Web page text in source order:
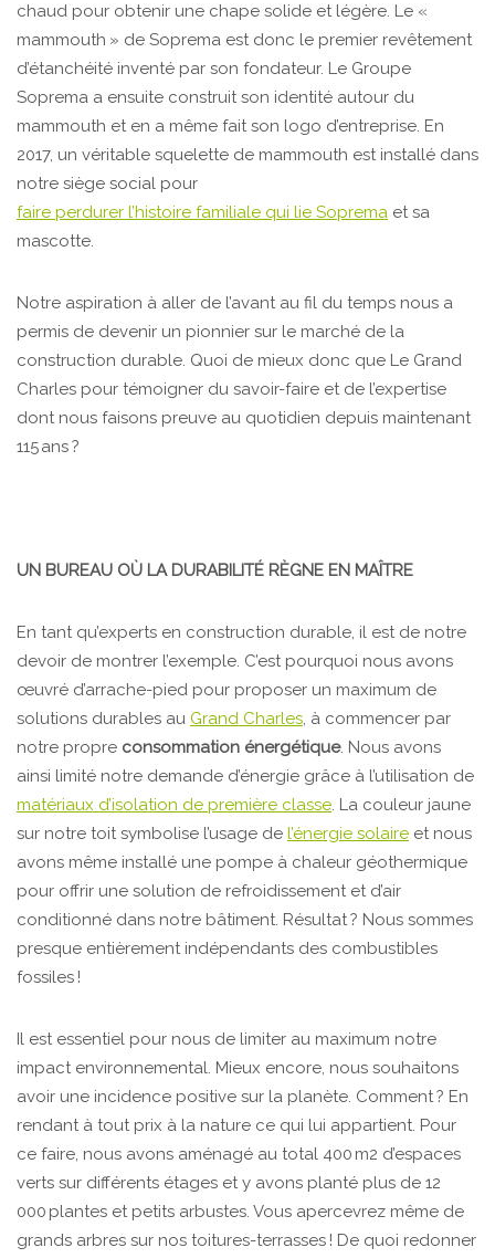
chaud pour obtenir une chape solide et légère. Le «
mammouth » de Soprema est donc le premier revêtement
d’étanchéité inventé par son fondateur. Le Groupe
Soprema a ensuite construit son identité autour du
mammouth et en a même fait son logo d’entreprise. En
2017, un véritable squelette de mammouth est installé dans
notre siège social pour
faire perdurer l’histoire familiale qui lie Soprema et sa
mascotte.
Notre aspiration à aller de l’avant au fil du temps nous a
permis de devenir un pionnier sur le marché de la
construction durable. Quoi de mieux donc que Le Grand
Charles pour témoigner du savoir-faire et de l’expertise
dont nous faisons preuve au quotidien depuis maintenant
115 ans ?
UN BUREAU OÙ LA DURABILITÉ RÈGNE EN MAÎTRE
En tant qu’experts en construction durable, il est de notre
devoir de montrer l’exemple. C’est pourquoi nous avons
œuvré d’arrache-pied pour proposer un maximum de
solutions durables au Grand Charles, à commencer par
notre propre consommation énergétique. Nous avons
ainsi limité notre demande d’énergie grâce à l’utilisation de
matériaux d’isolation de première classe. La couleur jaune
sur notre toit symbolise l’usage de l’énergie solaire et nous
avons même installé une pompe à chaleur géothermique
pour offrir une solution de refroidissement et d’air
conditionné dans notre bâtiment. Résultat? Nous sommes
presque entièrement indépendants des combustibles
fossiles !
Il est essentiel pour nous de limiter au maximum notre
impact environnemental. Mieux encore, nous souhaitons
avoir une incidence positive sur la planète. Comment ? En
rendant à tout prix à la nature ce qui lui appartient. Pour
ce faire, nous avons aménagé au total 400 m2 d’espaces
verts sur différents étages et y avons planté plus de 12
000 plantes et petits arbustes. Vous apercevrez même de
grands arbres sur nos toitures-terrasses ! De quoi redonner